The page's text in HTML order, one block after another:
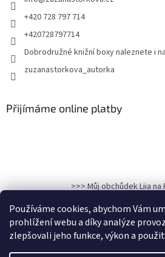
Používáme cookies, abychom Vám
prohlížení webu a díky analýze
zlepšovali jeho funkce, výkon a
+420 728 797 714
+420728797714
Dobrodružné knižní boxy naleznete i
zuzanastorkova_autorka
Přijímáme online platby
>>> Můj obchůdek Liia na